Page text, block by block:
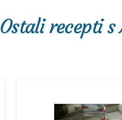
Ostali recepti